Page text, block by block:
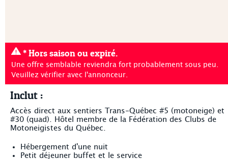
* Hors saison ou expiré.
Une offre semblable reviendra fort probablement sous peu.
Veuillez vérifier avec l'annonceur.
Inclut :
Accès direct aux sentiers Trans-Québec #5 (motoneige) et
#30 (quad). Hôtel membre de la Fédération des Clubs de
Motoneigistes du Québec.
Hébergement d'une nuit
Petit déjeuner buffet et le service